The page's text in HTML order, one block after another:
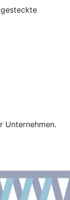
Unternehmen.